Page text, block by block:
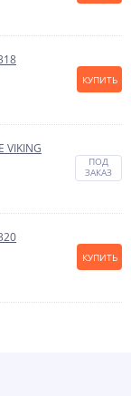
КУПИТЬ
VIKING
ПОД
ЗАКАЗ
КУПИТЬ